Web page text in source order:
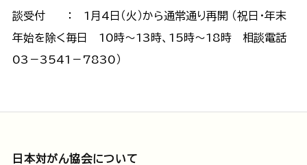
談受付 ： 1月4日（火）から通常通り再開 （祝日・年末
年始を除く毎日 10時～13時、15時～18時 相談電話
03－3541－7830）
日本対がん協会について